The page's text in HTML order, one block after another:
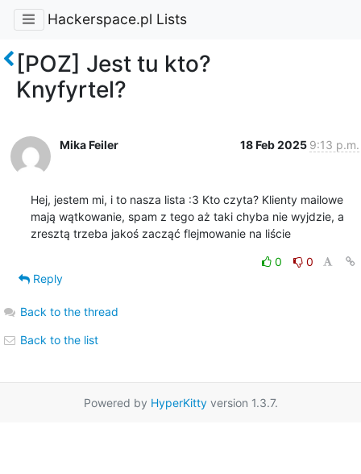
Hackerspace.pl Lists
[POZ] Jest tu kto?
Knyfyrtel?
Mika Feiler 18 Feb 2025 9:13 p.m.
Hej, jestem mi, i to nasza lista :3 Kto czyta? Klienty mailowe
mają wątkowanie, spam z tego aż taki chyba nie wyjdzie, a
zresztą trzeba jakoś zacząć flejmowanie na liście
0
0
Reply
Back to the thread
Back to the list
Powered by HyperKittyversion 1.3.7.